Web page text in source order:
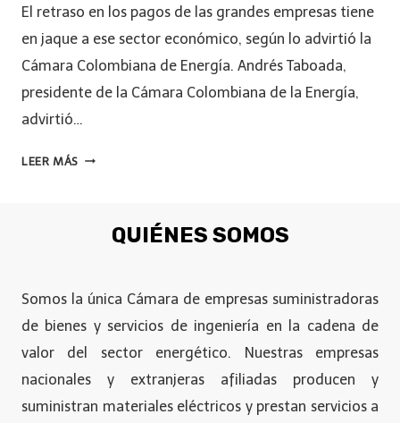
El retraso en los pagos de las grandes empresas tiene
en jaque a ese sector económico, según lo advirtió la
Cámara Colombiana de Energía. Andrés Taboada,
presidente de la Cámara Colombiana de la Energía,
advirtió…
LEER MÁS
QUIÉNES SOMOS
Somos la única Cámara de empresas suministradoras
de bienes y servicios de ingeniería en la cadena de
valor del sector energético. Nuestras empresas
nacionales y extranjeras afiliadas producen y
suministran materiales eléctricos y prestan servicios a